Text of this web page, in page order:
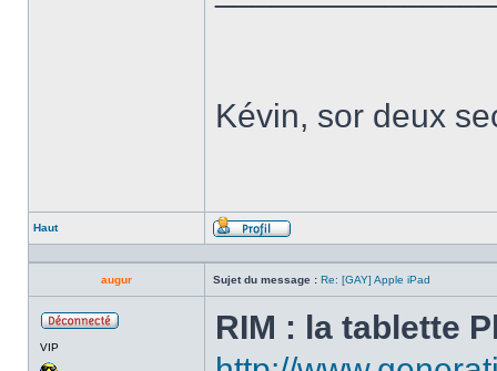
Kévin, sor deux
Haut
Profil
augur Sujet du message : Re: [GAY] Apple iPad
VIP
RIM : la tablette